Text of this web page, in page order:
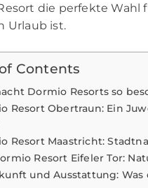
die perfekte Wahl
Urlaub ist.
Contents
Dormio Resorts so
Resort Obertraun: Ein
Resort Maastricht:
Resort Eifeler Tor:
und Ausstattung: Was